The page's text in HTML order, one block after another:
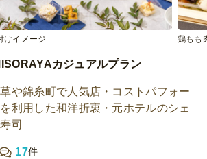
けイメージ 鶏もも
カジュアルプラン
草や錦糸町で人気店・コストパフォー
利用した和洋折衷・元ホテルのシェ
司
17件